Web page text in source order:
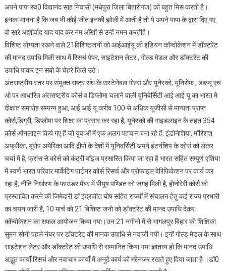
अपने पापा स्व0 विद्यानंद साह निवासी (मधेपुरा जिला बिहारीगंज) को बहुत मिस करती है।
इनका मानना है कि जब भी कोई जीत इनकी झोली में आती है तो ये अपने पापा के द्वारा दिए गए
वो सारे आशीर्वाद याद याद कर नम आँखों से उन्हें नमन करतीहै।
विशिष्ट योग्यता रखने वाले 21विशिष्टजनों को आईआईयू की इंडियन कॉन्वोकेशन में डॉक्टरेट
की मानद उपाधि मिली साथ में रिसर्च पेपर, साइटेशन लेटर , गोल्ड मेडल और डॉक्टरेट की
उपाधि पाकर इन सबो के चेहरे खिले उठे।
अंतराष्ट्रीय स्तर पर संयुक्त राष्ट्र संघ के सस्टेनेबल गोल्स और यूनेस्को, यूनिसेफ , डब्ल्यू एच
ओ पर आधारित अंतराष्ट्रीय कोर्स व डिप्लोमा चलाने वाली युनिवेर्सिटी आई आई यू का भारत मे
दीक्षांत समारोह सम्पन्न हुआ, आई आई यू करीब 100 से अधिक यूजीसी से मान्यता प्राप्त
कोर्स,डिग्री, डिप्लोमा पर शिक्षा का प्रसार कर रहा है, यूनेस्को की गाइडलाइन के तहत 354
कोर्स ऑनलाइन किये गए हैं जो युवाओं में एक अलग पहचान बना रहे हैं, इंडोनेशिया, मॉरिशश
अफ्रीका, यूरोप अमेरिका आदि द्वीपों के देशों में यूनिवर्सिटी अपने इंटर्नशिप के कोर्स को लेकर
चर्चा में है, फ्रांस से कोर्स को कंट्री वॉइज प्रसारित किया जा रहा है भारत सहित सम्पूर्ण एशिया
में स्वर्ण भारत परिवार मार्केटिंग पार्टनर कोर्स रिसर्च और प्रोफाइल वेरिफिकेशन पर कार्य कर
रहा है, नीति निर्धारण के फाउंडर मेंबर में पीयूष पण्डित को जगह मिली है, होनोरेरी कोर्स को
प्रस्तावित करने की जिमेदारी डॉ इंद्रजीत घोष सहित राज्यों में संचालन हेतु कई राज्य प्रभारी
का चयन जारी है, 10 मार्च को 21 बिशिष्ट जनो को डॉक्टरेट की मानद उपाधि देकर
कॉन्वोकेशन का सफल आयोजन किया गया।उन 21 नगीनो में से भागलपुर बिहार की शिक्षिका
सुमन सोनी पहले नंबर पर डॉक्टरेट की मानक उपाधि से नवाजी गयी। इन्हें गोल्ड मेडल के साथ
साइटेशन लेटर और डॉक्टरेट की उपाधि से सम्मानित किया गया ज्ञातव्य हो कि मानद उपाधि
अद्भुत कार्यों रिसर्च और नवाचार कार्यों में अनूठे कार्य को मद्देनजर रखते हुए दिया जाता है ।डॉ0